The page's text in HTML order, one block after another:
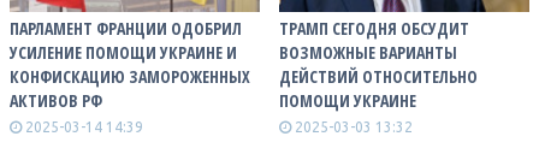
ПАРЛАМЕНТ ФРАНЦИИ ОДОБРИЛ
УСИЛЕНИЕ ПОМОЩИ УКРАИНЕ И
КОНФИСКАЦИЮ ЗАМОРОЖЕННЫХ
АКТИВОВ РФ
2025-03-14 14:39
ТРАМП СЕГОДНЯ ОБСУДИТ
ВОЗМОЖНЫЕ ВАРИАНТЫ
ДЕЙСТВИЙ ОТНОСИТЕЛЬНО
ПОМОЩИ УКРАИНЕ
2025-03-03 13:32